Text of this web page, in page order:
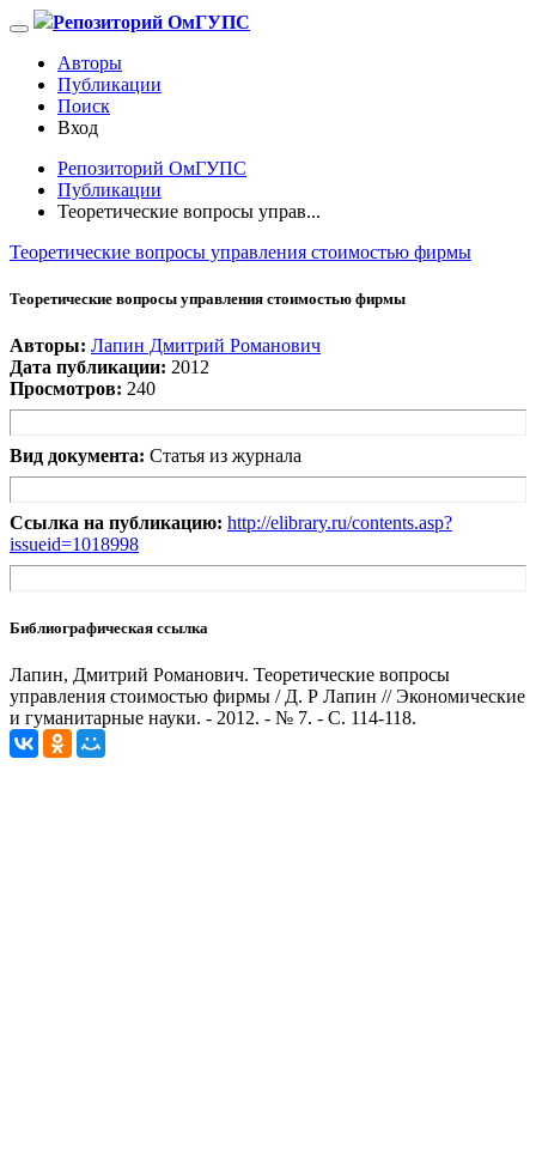
Репозиторий ОмГУПС
Авторы
Публикации
Поиск
Вход
Репозиторий ОмГУПС
Публикации
Теоретические вопросы управ...
Теоретические вопросы управления стоимостью фирмы
Теоретические вопросы управления стоимостью фирмы
Авторы: Лапин Дмитрий Романович
Дата публикации: 2012
Просмотров: 240
Вид документа: Статья из журнала
Ссылка на публикацию: http://elibrary.ru/contents.asp?
issueid=1018998
Библиографическая ссылка
Лапин, Дмитрий Романович. Теоретические вопросы
управления стоимостью фирмы / Д. Р Лапин // Экономические
и гуманитарные науки. - 2012. - № 7. - С. 114-118.